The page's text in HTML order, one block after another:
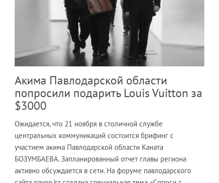
Акима Павлодарской области
попросили подарить Louis Vuitton за
$3000
Ожидается, что 21 ноября в столичной службе
центральных коммуникаций состоится брифинг с
участием акима Павлодарской области Каната
БОЗУМБАЕВА. Запланированный отчет главы региона
активно обсуждается в сети. На форуме павлодарского